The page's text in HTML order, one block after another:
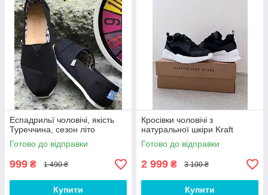
Еспадрильї чоловічі, якість
Туреччина, сезон літо
Готово до відправки
999 ₴ 1 490 ₴
Купити
Кросівки чоловічі з
натуральної шкіри Kraft
Готово до відправки
2 999 ₴ 3 100 ₴
Купити